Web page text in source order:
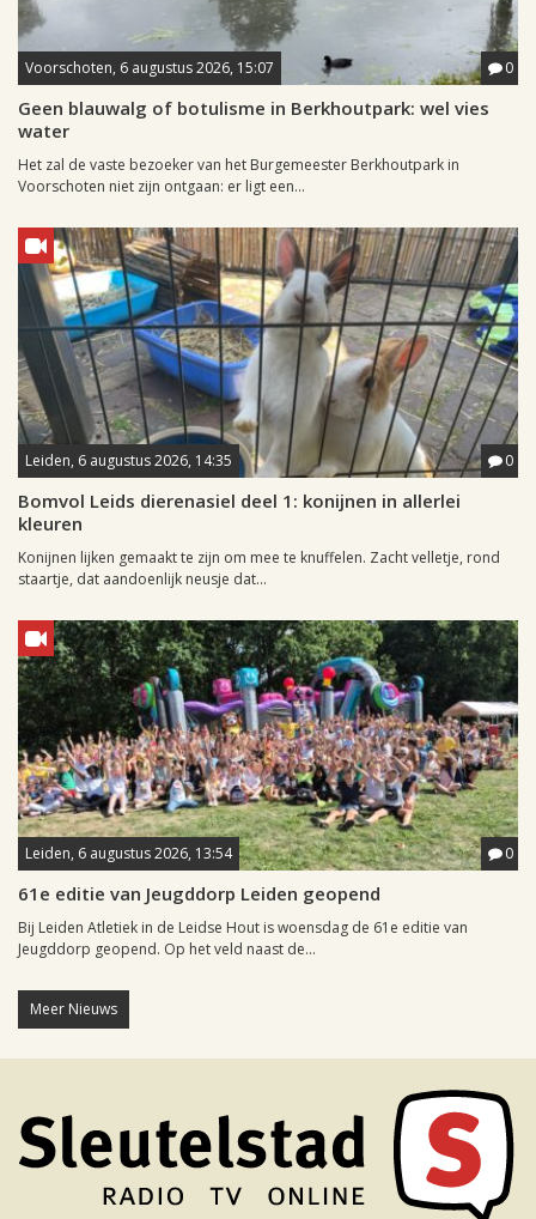
Voorschoten, 6 augustus 2026, 15:07 0
Geen blauwalg of botulisme in Berkhoutpark: wel vies
water
Het zal de vaste bezoeker van het Burgemeester Berkhoutpark in
Voorschoten niet zijn ontgaan: er ligt een...
Leiden, 6 augustus 2026, 14:35 0
Bomvol Leids dierenasiel deel 1: konijnen in allerlei
kleuren
Konijnen lijken gemaakt te zijn om mee te knuffelen. Zacht velletje, rond
staartje, dat aandoenlijk neusje dat...
Leiden, 6 augustus 2026, 13:54 0
61e editie van Jeugddorp Leiden geopend
Bij Leiden Atletiek in de Leidse Hout is woensdag de 61e editie van
Jeugddorp geopend. Op het veld naast de...
Meer Nieuws